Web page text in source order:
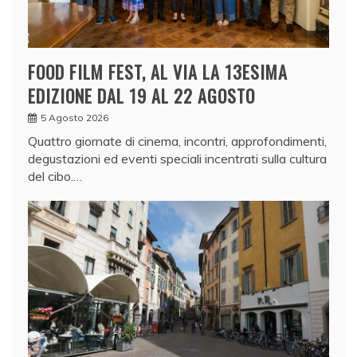
FOOD FILM FEST, AL VIA LA 13ESIMA
EDIZIONE DAL 19 AL 22 AGOSTO
5 Agosto 2026
Quattro giornate di cinema, incontri, approfondimenti,
degustazioni ed eventi speciali incentrati sulla cultura
del cibo.…